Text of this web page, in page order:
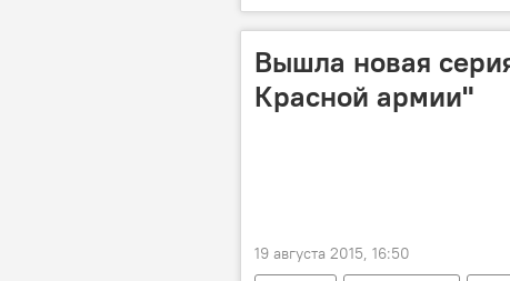
наркотики
Происшествия,
Вышла новая
Красной армии"
19 августа 2015, 16:50